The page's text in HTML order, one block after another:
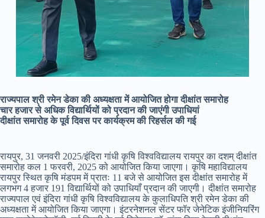
राज्यपाल श्री रमेन डेका की अध्यक्षता में आयोजित होगा दीक्षांत समारोह
चार हजार से अधिक विद्यार्थियों को प्रदान की जाएंगी उपाधियां
दीक्षांत समारोह के पूर्व दिवस पर कार्यक्रम की रिहर्सल की गई
रायपुर, 31 जनवरी 2025/इंदिरा गांधी कृषि विश्वविद्यालय रायपुर का दशम् दीक्षांत
समारोह कल 1 फरवरी, 2025 को आयोजित किया जाएगा। कृषि महाविद्यालय
रायपुर स्थित कृषि मंडपम में प्रातः 11 बजे से आयोजित इस दीक्षांत समारोह में
लगभग 4 हजार 191 विद्यार्थियों को उपाधियाँ प्रदान की जाएगी। दीक्षांत समारोह
राज्यपाल एवं इंदिरा गांधी कृषि विश्वविद्यालय के कुलाधिपति श्री रमेन डेका की
अध्यक्षता में आयोजित किया जाएगा। इंटरनेशनल सेंटर फॉर जेनेटिक इंजीनियरिंग